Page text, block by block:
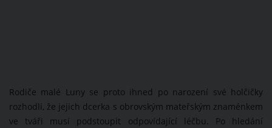
Rodiče malé Luny se proto ihned po narození své holčičky
rozhodli, že jejich dcerka s obrovským mateřským znaménkem
ve tváři musí podstoupit odpovídající léčbu. Po hledání